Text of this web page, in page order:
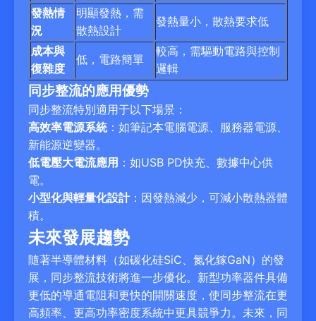
發熱情
況
明顯發熱，需
散熱設計
發熱量小，散熱要求低
成本與
復雜度
低，電路簡單
較高，需驅動電路與控制
邏輯
同步整流的應用優勢
同步整流特別適用于以下場景：
高效率電源系統：如筆記本電腦電源、服務器電源、
新能源逆變器。
低電壓大電流應用 ：如USB PD快充、數據中心供
電。
小型化與輕量化設計：因發熱減少，可減小散熱器體
積。
未來發展趨勢
隨著半導體材料（如碳化硅SiC、氮化鎵GaN）的發
展，同步整流技術將進一步優化。新型功率器件具備
更低的導通電阻和更快的開關速度，使同步整流在更
高頻率、更高功率密度系統中更具競爭力。未來，同